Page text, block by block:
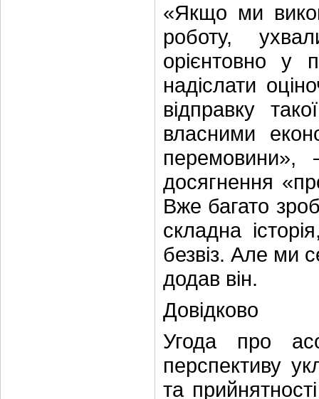
«Якщо ми
роботу,
орієнтовно у
надіслати
відправку
власними
перемовини»,
досягнення
Вже багато
складна
безвіз. Але ми
додав він.
Довідково
Угода про
перспективу
та